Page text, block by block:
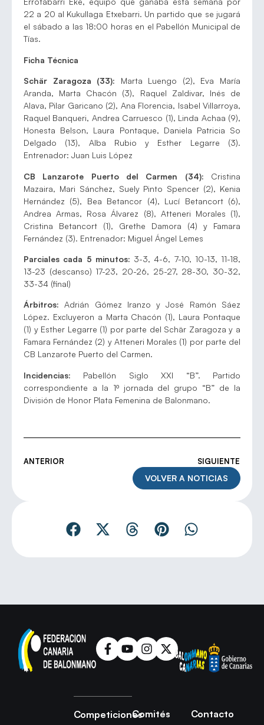
22 a 20 al Kukullaga Etxebarri. Un partido que se jugará
el sábado a las 18:00 horas en el Pabellón Municipal de
Tías.
Ficha Técnica
Schär Zaragoza (33): Marta Luengo (2), Eva María
Aranda, Marta Chacón (3), Raquel Zaldivar, Inés de
Alava, Pilar Garicano (2), Ana Florencia, Isabel Villarroya,
Raquel Banqueri, Andrea Carruesco (1), Linda Achaa (9),
Honesta Belson, Laura Pontaque, Daniela Patricia So
Delgado (13), Alba Rubio y Esther Legarre (3).
Entrenador: Juan Luis López
CB Lanzarote Puerto del Carmen (34): Cristina
Mazaira, Mari Sánchez, Suely Pinto Spencer (2), Kenia
Hernández (5), Bea Betancor (4), Lucí Betancort (6),
Andrea Armas, Rosa Álvarez (8), Atteneri Morales (1),
Cristina Betancort (1), Grethe Damora (4) y Famara
Fernández (3). Entrenador: Miguel Ángel Lemes
Parciales cada 5 minutos: 3-3, 4-6, 7-10, 10-13, 11-18,
13-23 (descanso) 17-23, 20-26, 25-27, 28-30, 30-32,
33-34 (final)
Árbitros:Adrián Gómez Iranzo y José Ramón Sáez
López. Excluyeron a Marta Chacón (1), Laura Pontaque
(1) y Esther Legarre (1) por parte del Schär Zaragoza y a
Famara Fernández (2) y Atteneri Morales (1) por parte del
CB Lanzarote Puerto del Carmen.
Incidencias: Pabellón Siglo XXI “B”. Partido
correspondiente a la 1º jornada del grupo “B” de la
División de Honor Plata Femenina de Balonmano.
ANTERIOR SIGUIENTE
VOLVER A NOTICIAS
CompeticionesComités
Contacto